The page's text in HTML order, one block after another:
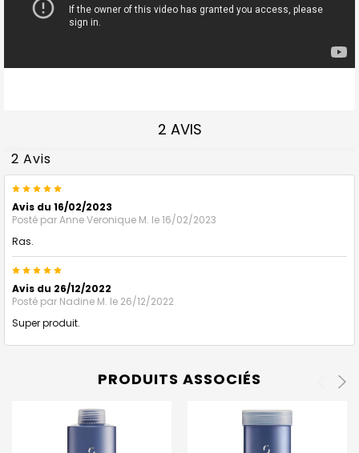
2 AVIS
2 Avis
5
Avis du 16/02/2023
Posté parAnne Veronique M. le 16/02/2023
Ras.
5
Avis du 26/12/2022
Posté par Nadine M. le 26/12/2022
Super produit.
PRODUITS ASSOCIÉS